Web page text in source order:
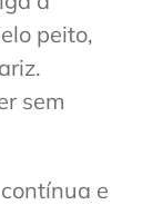
peito,
sem
e